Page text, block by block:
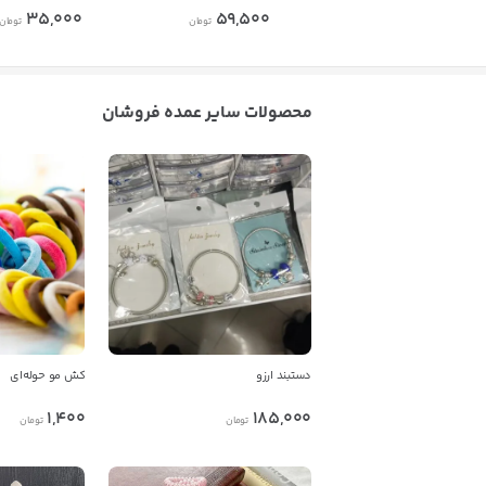
59,500 تومان 35,000 تومان
محصولات سایر عمده فروشان
دستبند ارزو
185,000 تومان
کش مو حوله‌ای
1,400 تومان